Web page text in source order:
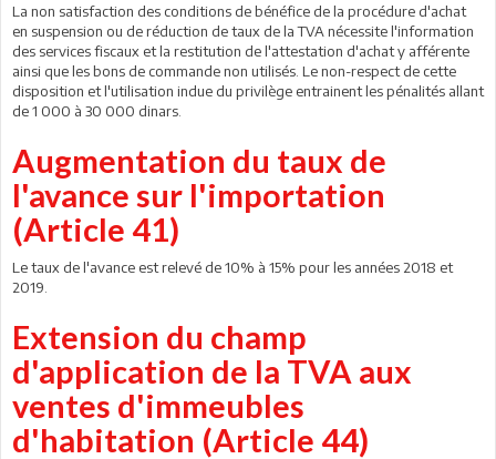
La non satisfaction des conditions de bénéfice de la procédure d'achat
en suspension ou de réduction de taux de la TVA nécessite l'information
des services fiscaux et la restitution de l'attestation d'achat y afférente
ainsi que les bons de commande non utilisés. Le non-respect de cette
disposition et l'utilisation indue du privilège entrainent les pénalités allant
de 1 000 à 30 000 dinars.
Augmentation du taux de
l'avance sur l'importation
(Article 41)
Le taux de l'avance est relevé de 10% à 15% pour les années 2018 et
2019.
Extension du champ
d'application de la TVA aux
ventes d'immeubles
d'habitation (Article 44)